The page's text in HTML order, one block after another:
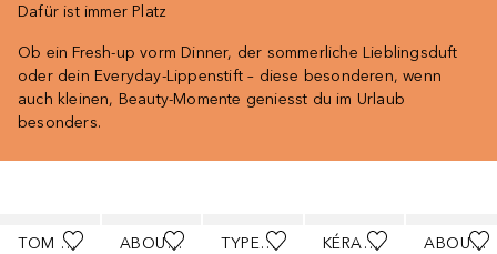
Dafür ist immer Platz
Ob ein Fresh-up vorm Dinner, der sommerliche Lieblingsduft
oder dein Everyday-Lippenstift – diese besonderen, wenn
auch kleinen, Beauty-Momente geniesst du im Urlaub
besonders.
TOM FORD
ABOUT-FACE
TYPEBEA
KÉRASTASE
ABOUT-FACE